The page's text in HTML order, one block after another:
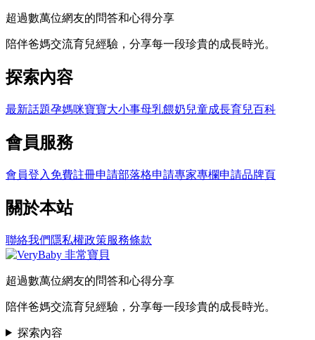
超過數萬位網友的問答和心得分享
陪伴爸媽交流育兒經驗，分享每一段珍貴的成長時光。
探索內容
最新話題孕媽咪寶寶大小事母乳餵奶兒童成長育兒百科
會員服務
會員登入 免費註冊申請部落格申請專家專欄申請品牌頁
關於本站
聯絡我們 隱私權政策服務條款
超過數萬位網友的問答和心得分享
陪伴爸媽交流育兒經驗，分享每一段珍貴的成長時光。
探索內容